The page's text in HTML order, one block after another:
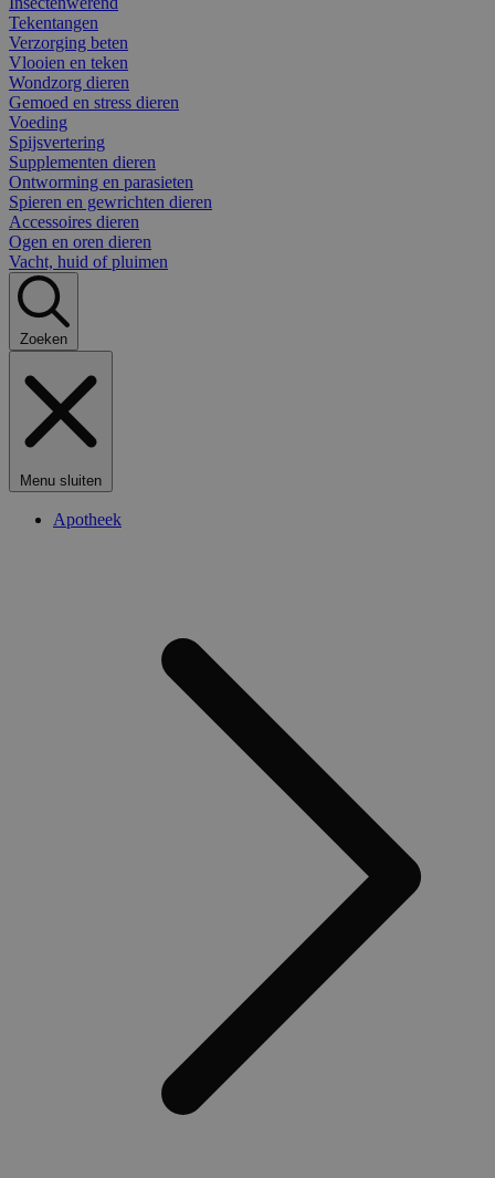
Tekentangen
Verzorging beten
Vlooien en teken
Wondzorg dieren
Gemoed en stress dieren
Voeding
Spijsvertering
Supplementen dieren
Ontworming en parasieten
Spieren en gewrichten dieren
Accessoires dieren
Ogen en oren dieren
Vacht, huid of pluimen
Zoeken
Menu sluiten
Apotheek